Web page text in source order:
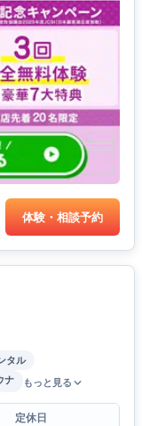
体験・相談予約
タル
ナ もっと見る
定休日